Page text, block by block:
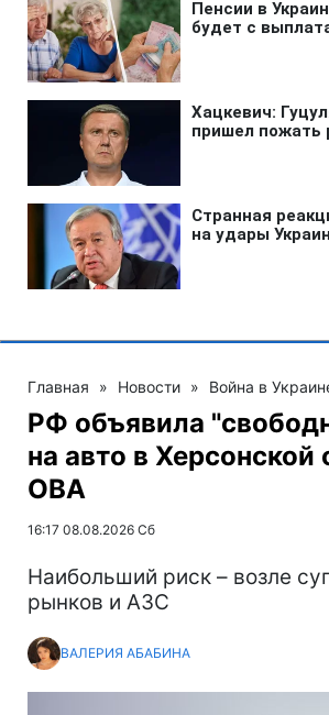
Главная » Новости » Война в
РФ объявила
на авто в Херсонской
ОВА
16:17 08.08.2026 Сб
Наибольший риск – возле
рынков и АЗС
ВАЛЕРИЯ АБАБИНА